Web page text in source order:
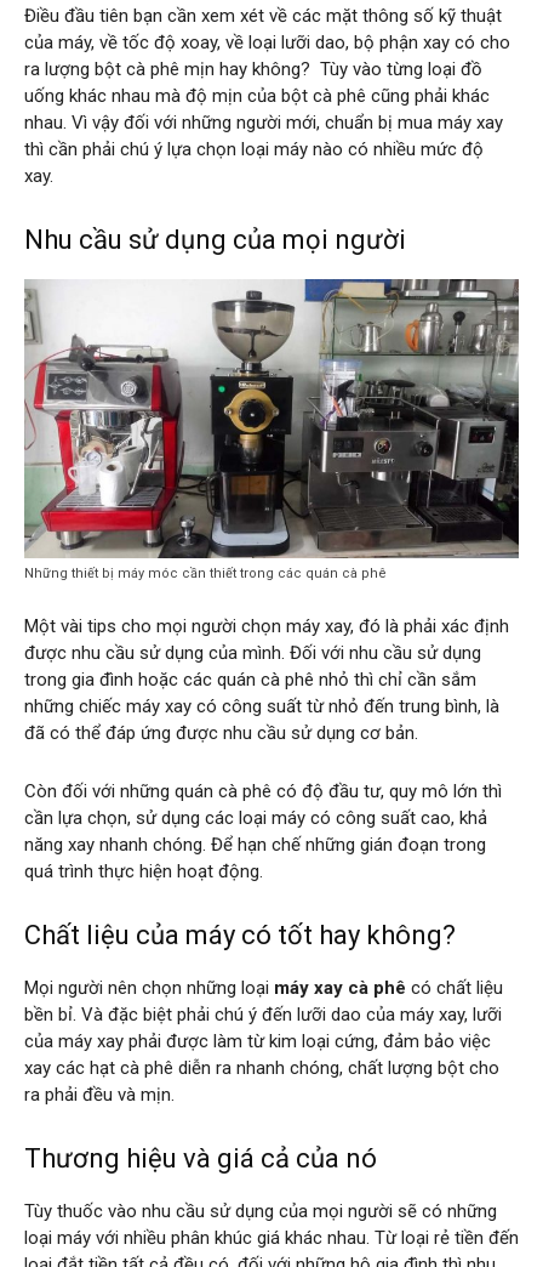
Điều đầu tiên bạn cần xem xét về các mặt thông số kỹ thuật
của máy, về tốc độ xoay, về loại lưỡi dao, bộ phận xay có cho
ra lượng bột cà phê mịn hay không? Tùy vào từng loại đồ
uống khác nhau mà độ mịn của bột cà phê cũng phải khác
nhau. Vì vậy đối với những người mới, chuẩn bị mua máy xay
thì cần phải chú ý lựa chọn loại máy nào có nhiều mức độ
xay.
Nhu cầu sử dụng của mọi người
Những thiết bị máy móc cần thiết trong các quán cà phê
Một vài tips cho mọi người chọn máy xay, đó là phải xác định
được nhu cầu sử dụng của mình. Đối với nhu cầu sử dụng
trong gia đình hoặc các quán cà phê nhỏ thì chỉ cần sắm
những chiếc máy xay có công suất từ nhỏ đến trung bình, là
đã có thể đáp ứng được nhu cầu sử dụng cơ bản.
Còn đối với những quán cà phê có độ đầu tư, quy mô lớn thì
cần lựa chọn, sử dụng các loại máy có công suất cao, khả
năng xay nhanh chóng. Để hạn chế những gián đoạn trong
quá trình thực hiện hoạt động.
Chất liệu của máy có tốt hay không?
Mọi người nên chọn những loại máy xay cà phê có chất liệu
bền bỉ. Và đặc biệt phải chú ý đến lưỡi dao của máy xay, lưỡi
của máy xay phải được làm từ kim loại cứng, đảm bảo việc
xay các hạt cà phê diễn ra nhanh chóng, chất lượng bột cho
ra phải đều và mịn.
Thương hiệu và giá cả của nó
Tùy thuốc vào nhu cầu sử dụng của mọi người sẽ có những
loại máy với nhiều phân khúc giá khác nhau. Từ loại rẻ tiền đến